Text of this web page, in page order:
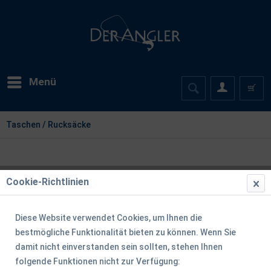
Menü
Taschen / Rucksäcke
Cookie-Richtlinien
Diese Website verwendet Cookies, um Ihnen die
bestmögliche Funktionalität bieten zu können. Wenn Sie
damit nicht einverstanden sein sollten, stehen Ihnen
folgende Funktionen nicht zur Verfügung: